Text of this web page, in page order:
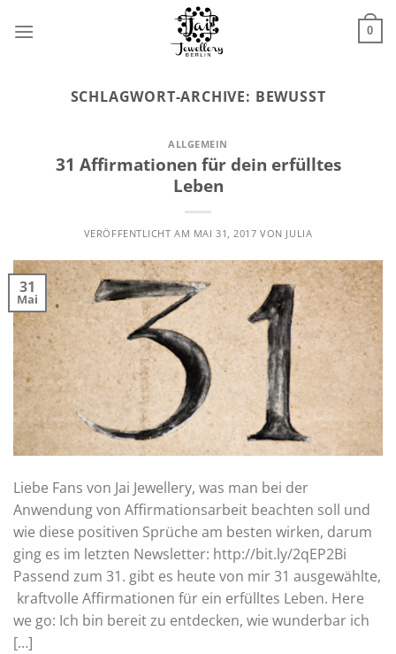
Inhalt
0
SCHLAGWORT-ARCHIVE: BEWUSST
ALLGEMEIN
31 Affirmationen für dein erfülltes
Leben
VERÖFFENTLICHT AM MAI 31, 2017 VON JULIA
31
Mai
Liebe Fans von Jai Jewellery, was man bei der
Anwendung von Affirmationsarbeit beachten soll und
wie diese positiven Sprüche am besten wirken, darum
ging es im letzten Newsletter: http://bit.ly/2qEP2Bi
Passend zum 31. gibt es heute von mir 31 ausgewählte,
kraftvolle Affirmationen für ein erfülltes Leben. Here
we go: Ich bin bereit zu entdecken, wie wunderbar ich
[…]